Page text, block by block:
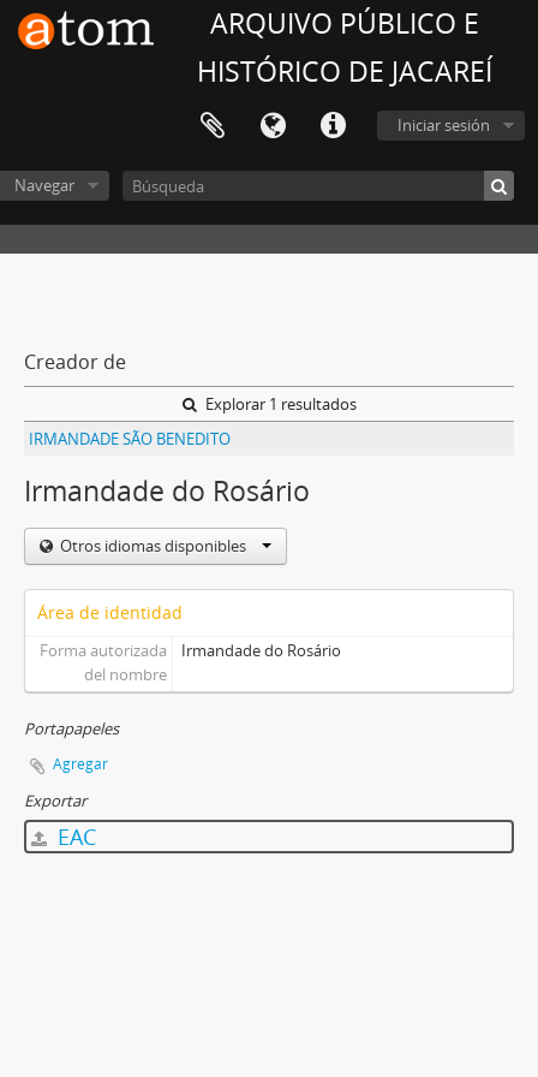
ARQUIVO PÚBLICO E
HISTÓRICO DE JACAREÍ
Iniciar sesión
Navegar
Creador de
Explorar 1 resultados
IRMANDADE SÃO BENEDITO
Irmandade do Rosário
Otros idiomas disponibles
Área de identidad
Forma autorizada
del nombre
Irmandade do Rosário
Portapapeles
Agregar
Exportar
EAC